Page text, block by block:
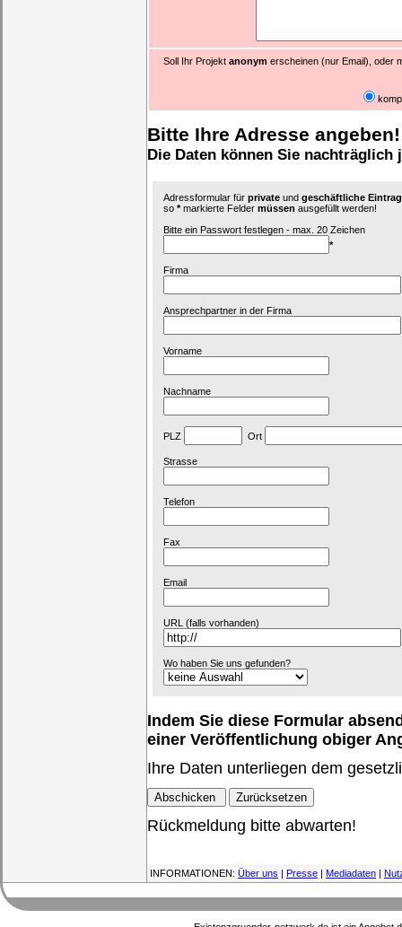
Soll Ihr Projekt anonym erscheinen (nur Email), oder
Bitte Ihre Adresse angeben!
Die Daten können Sie nachträglich
Adressformular für private und geschäftliche
so *markierte Felder müssen ausgefüllt werden!
Bitte ein Passwort festlegen - max. 20 Zeichen
*
Firma
Ansprechpartner in der Firma
Vorname
Nachname
PLZ Ort
Strasse
Telefon
Fax
Email
URL (falls vorhanden)
Wo haben Sie uns gefunden?
Indem Sie diese Formular
einer Veröffentlichung obiger
Ihre Daten unterliegen dem
Rückmeldung bitte abwarten!
INFORMATIONEN: Über uns | Presse | Mediadaten |